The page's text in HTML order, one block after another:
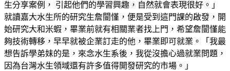
生分享案例， 引起他們的學習興趣，自然就會表現很好。」
就讀嘉大水生所的研究生詹闓慬，便是受到這門課的啟發，開
始研究大和米蝦，畢業前就有相關業者找上門，希望詹闓慬能
夠技術轉移，早早就被企業訂走的他，畢業即可就業。「我最
想告訴學弟妹的是，來念水生系後，我從沒擔心過就業問題，
因為台灣水生領域還有許多值得開發研究的市場。」